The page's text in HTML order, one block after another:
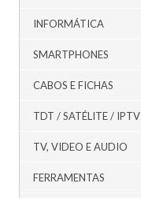
INFORMÁTICA
SMARTPHONES
CABOS E FICHAS
TDT / SATÉLITE / IPTV
TV, VIDEO E AUDIO
FERRAMENTAS